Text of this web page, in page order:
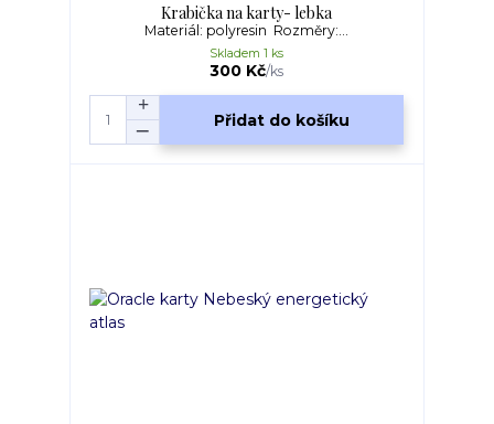
Krabička na karty- lebka
Materiál: polyresin Rozměry:...
300 Kč/ks
Skladem 1 ks
Přidat do košíku